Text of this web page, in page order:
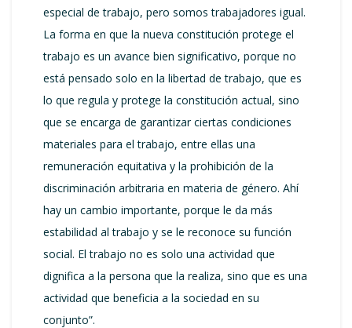
especial de trabajo, pero somos trabajadores igual.
La forma en que la nueva constitución protege el
trabajo es un avance bien significativo, porque no
está pensado solo en la libertad de trabajo, que es
lo que regula y protege la constitución actual, sino
que se encarga de garantizar ciertas condiciones
materiales para el trabajo, entre ellas una
remuneración equitativa y la prohibición de la
discriminación arbitraria en materia de género. Ahí
hay un cambio importante, porque le da más
estabilidad al trabajo y se le reconoce su función
social. El trabajo no es solo una actividad que
dignifica a la persona que la realiza, sino que es una
actividad que beneficia a la sociedad en su
conjunto”.